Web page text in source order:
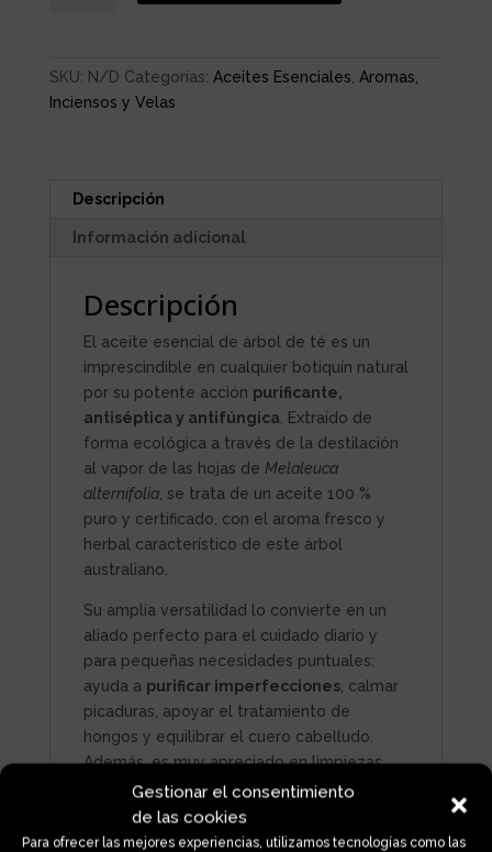
Gestionar el consentimiento
de las cookies
Para ofrecer las mejores experiencias, utilizamos tecnologías como las
SKU: N/D Categorías: Aceites Esenciales Aromas,
Inciensos y Velas
Descripción
Información adicional
Descripción
El aceite esencial de árbol de té es un
imprescindible en cualquier botiquín natural
por su potente acción purificante,
antiséptica y antifúngica. Extraído de
forma ecológica a través de la destilación
al vapor de las hojas de Melaleuca
alternifolia, se trata de un aceite 100 %
puro y certificado, con el aroma fresco y
herbal característico de este árbol
australiano.
Su amplia versatilidad lo convierte en un
aliado perfecto para el cuidado diario y
para pequeñas necesidades puntuales:
ayuda a purificar imperfecciones, calmar
picaduras, apoyar el tratamiento de
hongos y equilibrar el cuero cabelludo.
Además, es muy apreciado en limpiezas
naturales del hogar, ya que unas pocas
gotas añaden un extra de frescura e
higiene a detergentes o mezclas caseras.